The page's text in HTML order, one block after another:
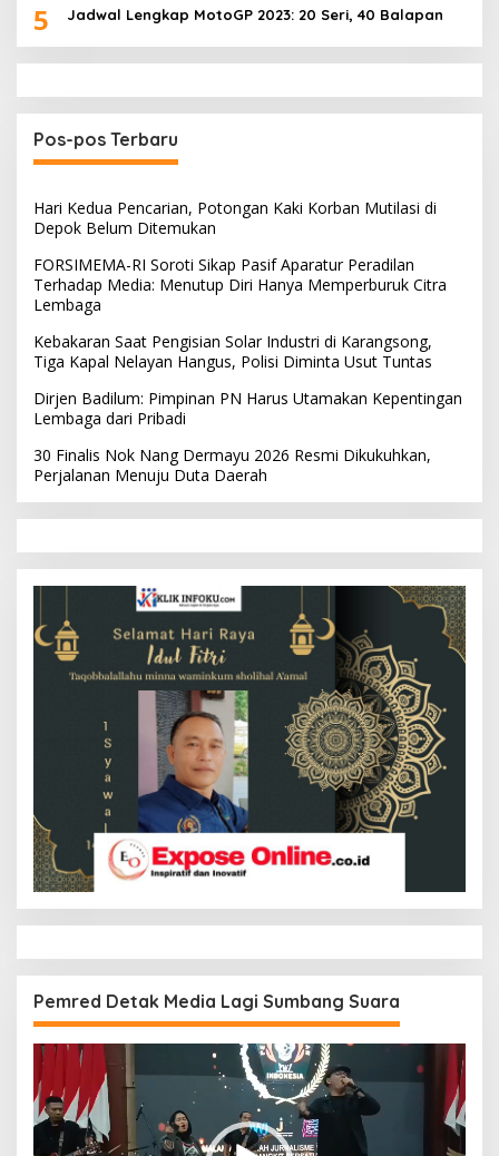
5 Jadwal Lengkap MotoGP 2023: 20 Seri, 40 Balapan
Pos-pos Terbaru
Hari Kedua Pencarian, Potongan Kaki Korban Mutilasi di
Depok Belum Ditemukan
FORSIMEMA-RI Soroti Sikap Pasif Aparatur Peradilan
Terhadap Media: Menutup Diri Hanya Memperburuk Citra
Lembaga
Kebakaran Saat Pengisian Solar Industri di Karangsong,
Tiga Kapal Nelayan Hangus, Polisi Diminta Usut Tuntas
Dirjen Badilum: Pimpinan PN Harus Utamakan Kepentingan
Lembaga dari Pribadi
30 Finalis Nok Nang Dermayu 2026 Resmi Dikukuhkan,
Perjalanan Menuju Duta Daerah
Pemred Detak Media Lagi Sumbang Suara
Pemutar